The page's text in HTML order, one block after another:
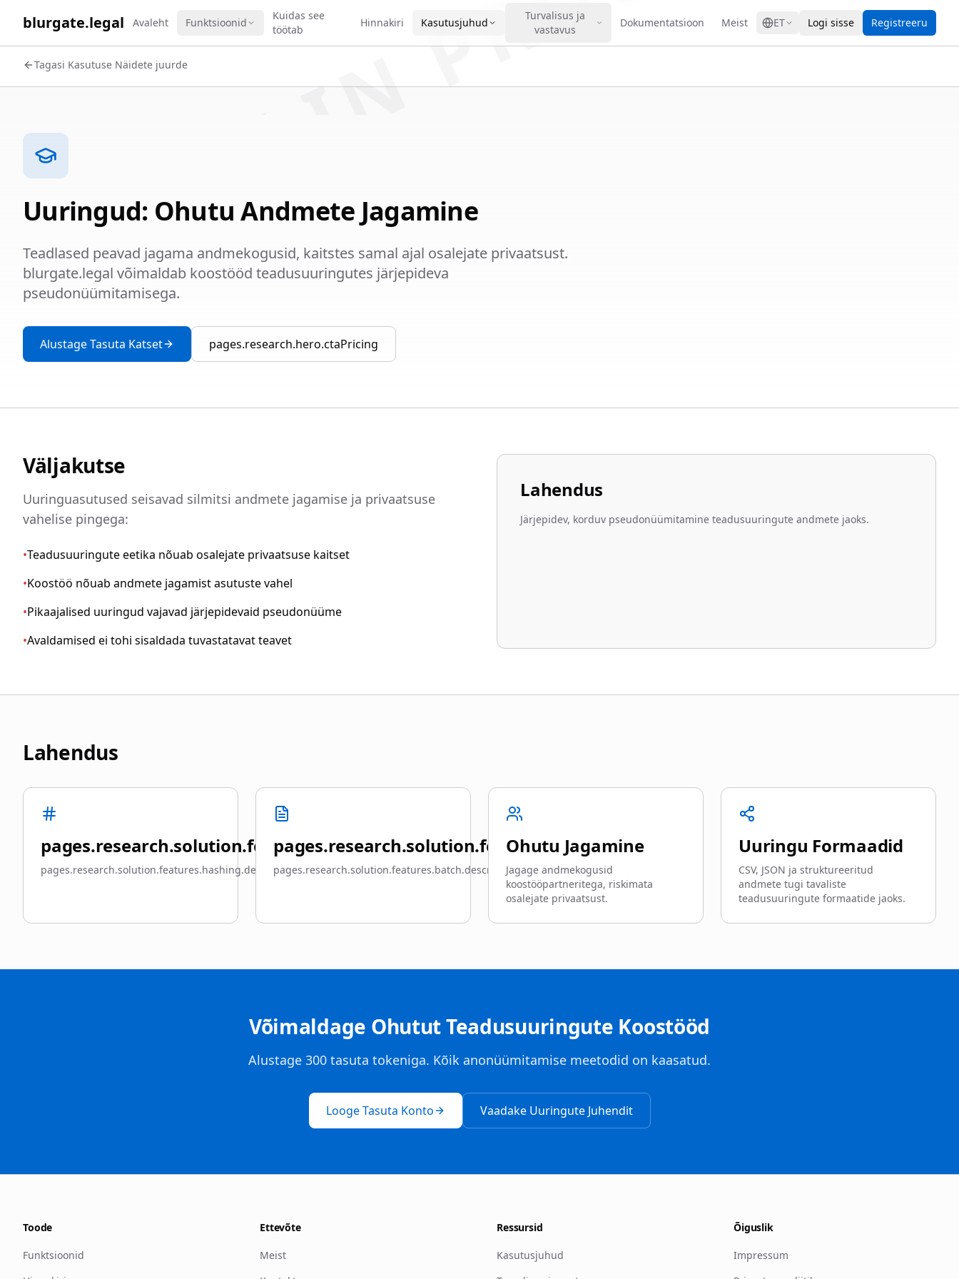
blurgate.legal Avaleht Funktsioonid
Kuidas see
töötab
Hinnakiri Kasutusjuhud
Turvalisus ja
vastavus
Dokumentatsioon Meist ET Logi sisse Registreeru
Tagasi Kasutuse Näidete juurde
Uuringud: Ohutu Andmete Jagamine
Teadlased peavad jagama andmekogusid, kaitstes samal ajal osalejate privaatsust.
blurgate.legal võimaldab koostööd teadusuuringutes järjepideva
pseudonüümitamisega.
Alustage Tasuta Katset pages.research.hero.ctaPricing
Väljakutse
Uuringuasutused seisavad silmitsi andmete jagamise ja privaatsuse
vahelise pingega:
•Teadusuuringute eetika nõuab osalejate privaatsuse kaitset
•Koostöö nõuab andmete jagamist asutuste vahel
•Pikaajalised uuringud vajavad järjepidevaid pseudonüüme
•Avaldamised ei tohi sisaldada tuvastatavat teavet
Lahendus
Järjepidev, korduv pseudonüümitamine teadusuuringute andmete jaoks.
Lahendus
pages.research.solution.features.hashing.title
pages.research.solution.features.hashing.description
pages.research.solution.features.batch.title
pages.research.solution.features.batch.description
Ohutu Jagamine
Jagage andmekogusid
koostööpartneritega, riskimata
osalejate privaatsust.
Uuringu Formaadid
CSV, JSON ja struktureeritud
andmete tugi tavaliste
teadusuuringute formaatide jaoks.
Võimaldage Ohutut Teadusuuringute Koostööd
Alustage 300 tasuta tokeniga. Kõik anonüümitamise meetodid on kaasatud.
Looge Tasuta Konto Vaadake Uuringute Juhendit
Toode
Funktsioonid
Ettevõte
Meist
Ressursid
Kasutusjuhud
Õiguslik
Impressum